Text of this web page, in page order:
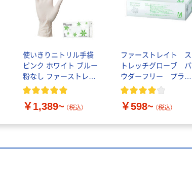
使いきりニトリル手袋
ピンク ホワイト ブルー
粉なし ファーストレイ
ト
￥1,389~ （税込）
ファーストレイト ス
トレッチグローブ パ
ウダーフリー プラス
チック 1箱（100枚入）
￥598~ （税込）